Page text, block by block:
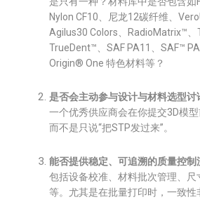
Nylon CF10、尼龙12碳纤维、
Agilus30 Colors、RadioMatrix™、
TrueDent™、SAF PA11、SAF™
Origin® One 特色材料等？
是否会主动参与设计与材料选型讨
一个优秀供应商会在你提交3D模型
而不是只说“把STP发过来”。
能否提供稳定、可追溯的质量控制
包括设备校准、材料批次管理、尺
等。尤其是在批量打印时，一致性